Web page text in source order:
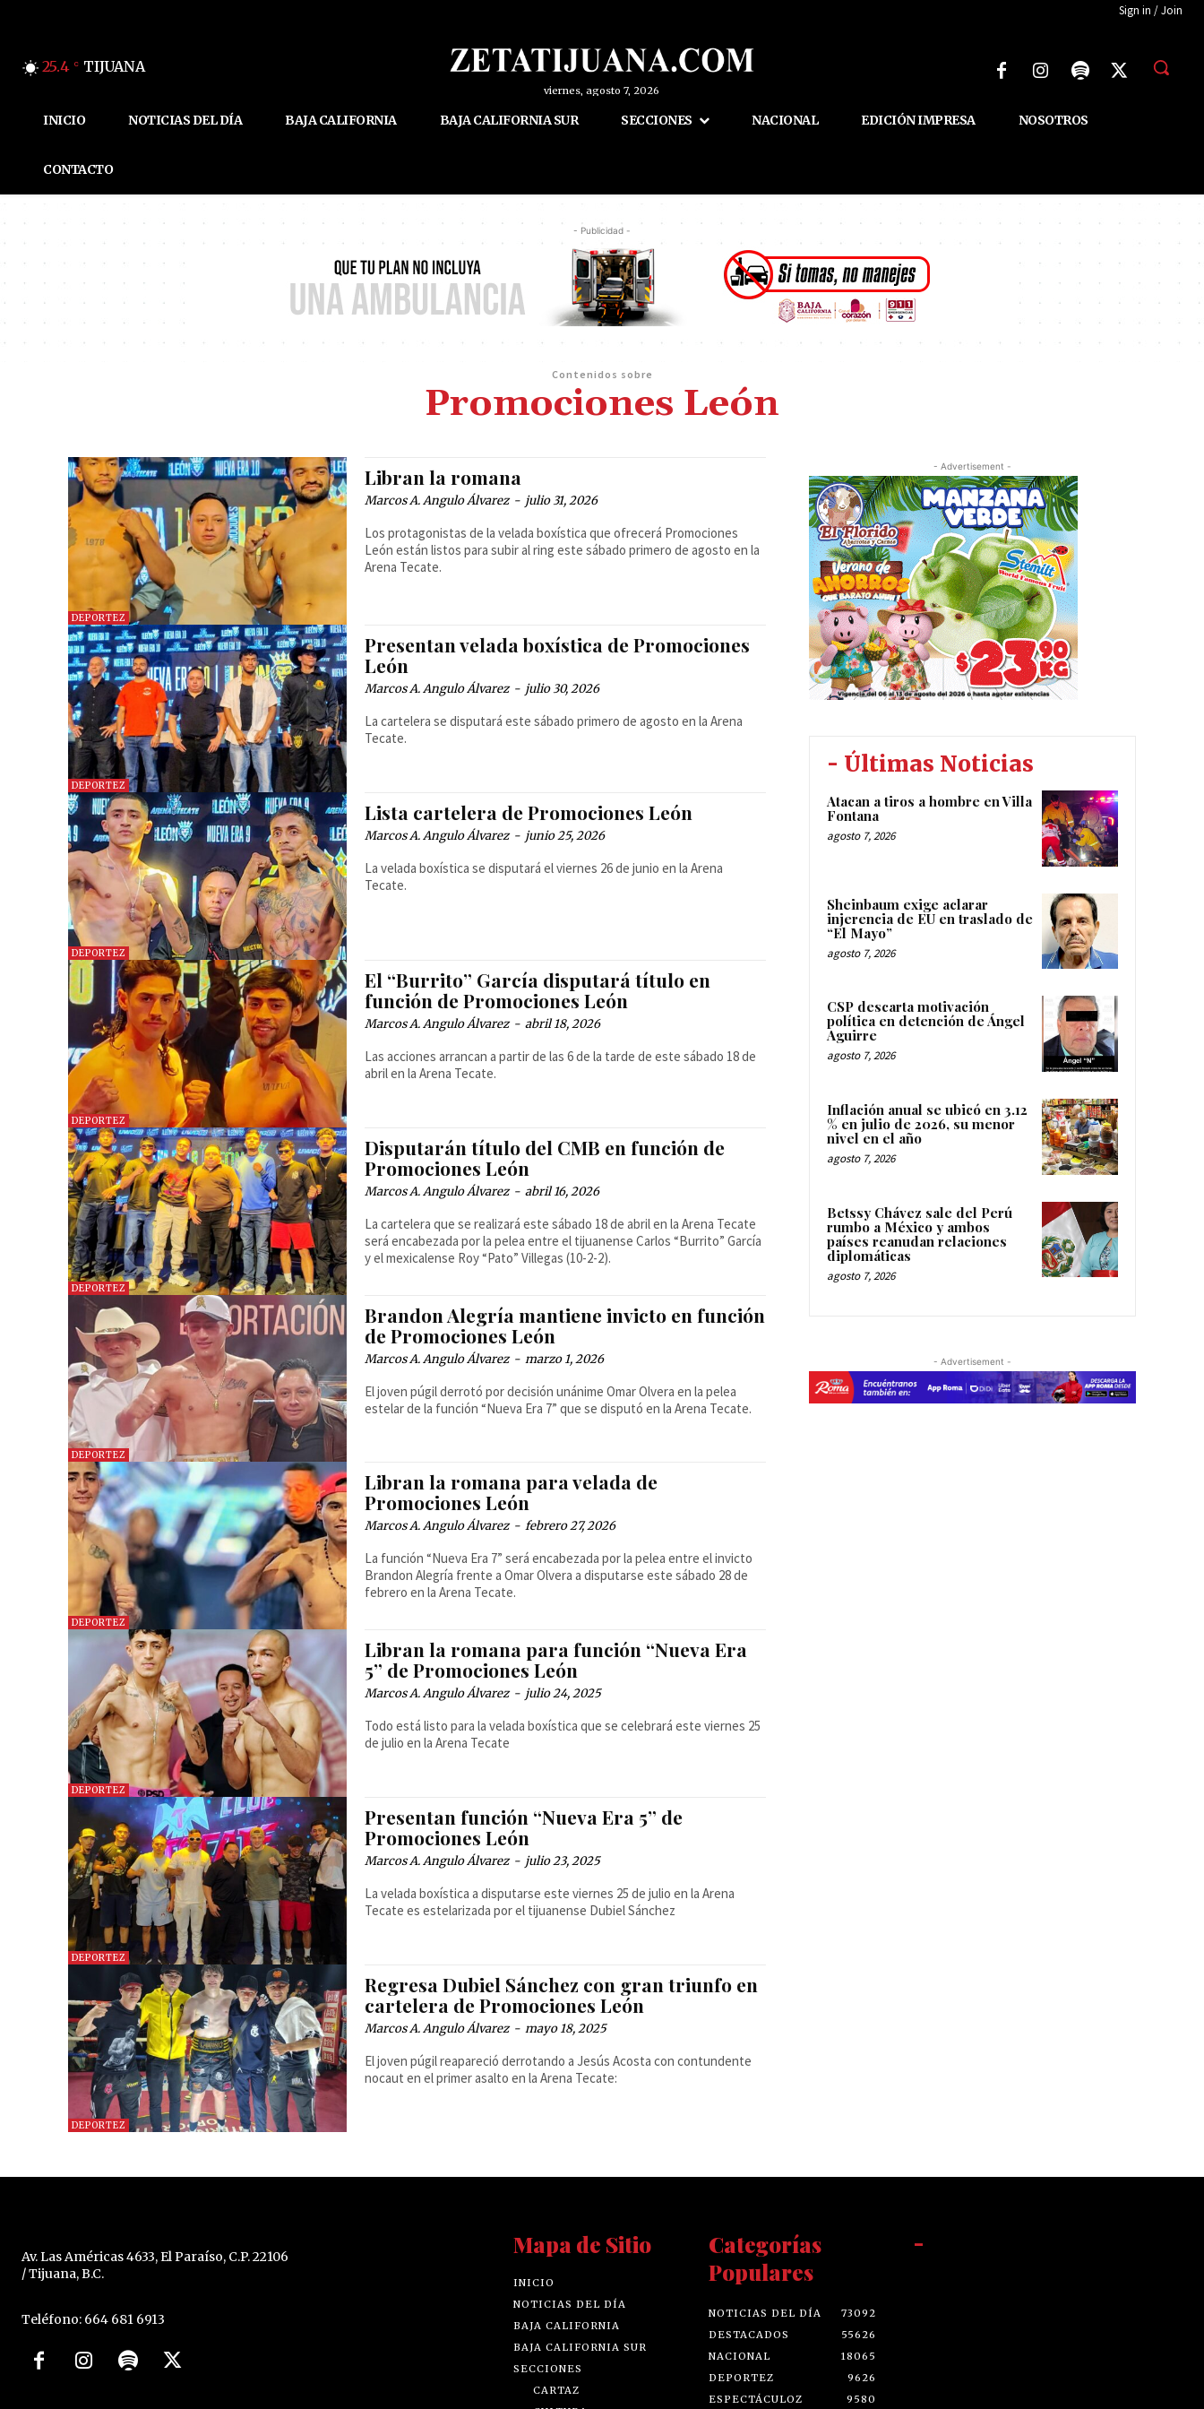
Sign in / Join
25.4 C TIJUANA
viernes, agosto 7, 2026
INICIO NOTICIAS DEL DÍA BAJA CALIFORNIA BAJA CALIFORNIA SUR SECCIONES NACIONAL EDICIÓN IMPRESA NOSOTROS
CONTACTO
- Publicidad -
Contenidos sobre
Promociones León
DEPORTEZ
Libran la romana
Marcos A. Angulo Álvarez - julio 31, 2026
Los protagonistas de la velada boxística que ofrecerá Promociones
León están listos para subir al ring este sábado primero de agosto en la
Arena Tecate.
DEPORTEZ
Presentan velada boxística de Promociones
León
Marcos A. Angulo Álvarez - julio 30, 2026
La cartelera se disputará este sábado primero de agosto en la Arena
Tecate.
DEPORTEZ
Lista cartelera de Promociones León
Marcos A. Angulo Álvarez - junio 25, 2026
La velada boxística se disputará el viernes 26 de junio en la Arena
Tecate.
DEPORTEZ
El “Burrito” García disputará título en
función de Promociones León
Marcos A. Angulo Álvarez - abril 18, 2026
Las acciones arrancan a partir de las 6 de la tarde de este sábado 18 de
abril en la Arena Tecate.
DEPORTEZ
Disputarán título del CMB en función de
Promociones León
Marcos A. Angulo Álvarez - abril 16, 2026
La cartelera que se realizará este sábado 18 de abril en la Arena Tecate
será encabezada por la pelea entre el tijuanense Carlos “Burrito” García
y el mexicalense Roy “Pato” Villegas (10-2-2).
DEPORTEZ
Brandon Alegría mantiene invicto en función
de Promociones León
Marcos A. Angulo Álvarez - marzo 1, 2026
El joven púgil derrotó por decisión unánime Omar Olvera en la pelea
estelar de la función “Nueva Era 7” que se disputó en la Arena Tecate.
DEPORTEZ
Libran la romana para velada de
Promociones León
Marcos A. Angulo Álvarez - febrero 27, 2026
La función “Nueva Era 7” será encabezada por la pelea entre el invicto
Brandon Alegría frente a Omar Olvera a disputarse este sábado 28 de
febrero en la Arena Tecate.
DEPORTEZ
Libran la romana para función “Nueva Era
5” de Promociones León
Marcos A. Angulo Álvarez - julio 24, 2025
Todo está listo para la velada boxística que se celebrará este viernes 25
de julio en la Arena Tecate
DEPORTEZ
Presentan función “Nueva Era 5” de
Promociones León
Marcos A. Angulo Álvarez - julio 23, 2025
La velada boxística a disputarse este viernes 25 de julio en la Arena
Tecate es estelarizada por el tijuanense Dubiel Sánchez
DEPORTEZ
Regresa Dubiel Sánchez con gran triunfo en
cartelera de Promociones León
Marcos A. Angulo Álvarez - mayo 18, 2025
El joven púgil reapareció derrotando a Jesús Acosta con contundente
nocaut en el primer asalto en la Arena Tecate:
- Advertisement -
- Últimas Noticias
Atacan a tiros a hombre en Villa
Fontana
agosto 7, 2026
Sheinbaum exige aclarar
injerencia de EU en traslado de
“El Mayo”
agosto 7, 2026
CSP descarta motivación
política en detención de Ángel
Aguirre
agosto 7, 2026
Inflación anual se ubicó en 3.12
% en julio de 2026, su menor
nivel en el año
agosto 7, 2026
Betssy Chávez sale del Perú
rumbo a México y ambos
países reanudan relaciones
diplomáticas
agosto 7, 2026
- Advertisement -
Av. Las Américas 4633, El Paraíso, C.P. 22106
/ Tijuana, B.C.
Teléfono: 664 681 6913
Mapa de Sitio
INICIO
NOTICIAS DEL DÍA
BAJA CALIFORNIA
BAJA CALIFORNIA SUR
SECCIONES
CARTAZ
Categorías
Populares
NOTICIAS DEL DÍA
73092
DESTACADOS
55626
NACIONAL
18065
DEPORTEZ
9626
ESPECTÁCULOZ
9580
-